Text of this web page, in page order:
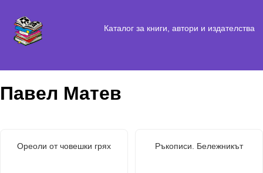
Каталог за книги, автори и издателства
Павел Матев
Ореоли от човешки грях Ръкописи. Бележникът